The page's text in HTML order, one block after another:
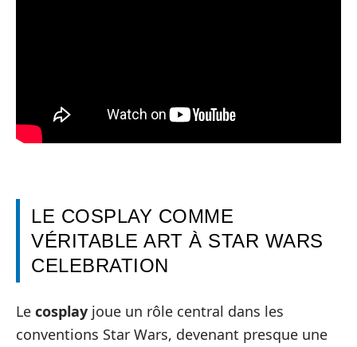
LE COSPLAY COMME
VÉRITABLE ART À STAR WARS
CELEBRATION
Le cosplay joue un rôle central dans les
conventions Star Wars, devenant presque une